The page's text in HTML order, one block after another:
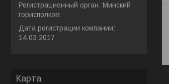
Регистрационный орган: Минский
горисполком
Дата регистрации компании:
14.03.2017
Карта